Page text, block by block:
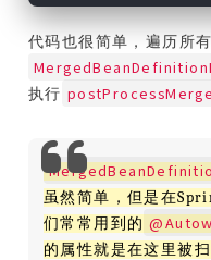
代码也很简单，遍历所
执行
虽然简单，但是在
们常常用到的
的属性就是在这里被